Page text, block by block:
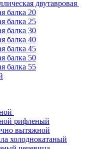
двутавровая
балка 20
балка 25
балка 30
балка 40
балка 45
балка 50
балка 55
рифленый
вытяжной
холоднокатаный